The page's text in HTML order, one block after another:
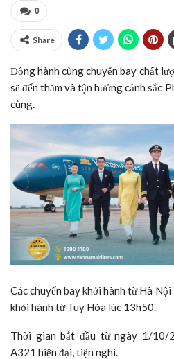
0
Share
Đồng hành cùng chuyến bay chất
sẽ đến thăm và tận hưởng cảnh sắc
cùng.
Các chuyến bay khởi hành từ Hà
khởi hành từ Tuy Hòa lúc 13h50.
Thời gian bắt đầu từ ngày 1/10/
A321 hiện đại, tiện nghi.